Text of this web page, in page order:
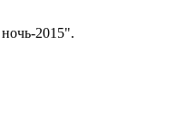
2015".